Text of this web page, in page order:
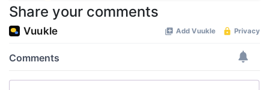
Share your comments